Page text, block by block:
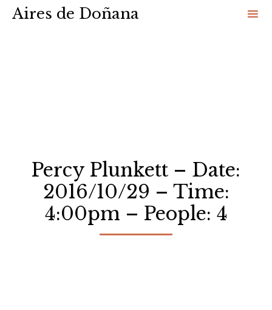
Aires de Doñana
Percy Plunkett – Date:
2016/10/29 – Time:
4:00pm – People: 4